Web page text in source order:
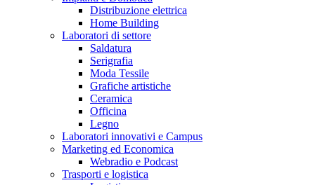
Distribuzione elettrica
Home Building
Laboratori di settore
Saldatura
Serigrafia
Moda Tessile
Grafiche artistiche
Ceramica
Officina
Legno
Laboratori innovativi e Campus
Marketing ed Economica
Webradio e Podcast
Trasporti e logistica